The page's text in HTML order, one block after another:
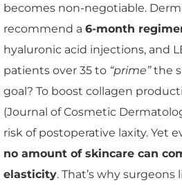
becomes non-negotiable.
recommend a 6-month
hyaluronic acid injections, and
patients over 35 to “prime”the
goal? To boost collagen
(Journal of Cosmetic
risk of postoperative laxity. Yet
no amount of skincare can
elasticity. That’s why surgeons